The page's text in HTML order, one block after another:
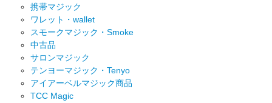
携帯マジック
ワレット・wallet
スモークマジック・Smoke
中古品
サロンマジック
テンヨーマジック・Tenyo
アイアーベルマジック商品
TCC Magic